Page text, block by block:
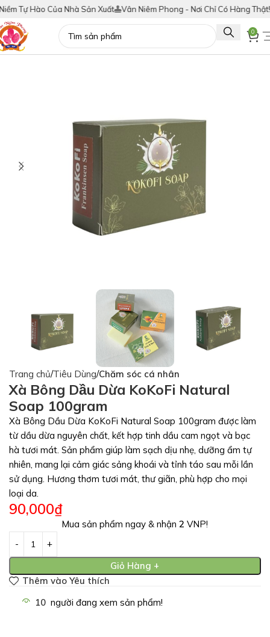
Tự Hào Của Nhà Sản Xuất Vân Niêm Phong - Nơi Chỉ Có Hàng Thật!
0
Trang chủ Tiêu Dùng Chăm sóc cá nhân
Xà Bông Dầu Dừa KoKoFi Natural
Soap 100gram
Xà Bông Dầu Dừa KoKoFi Natural Soap 100gram được làm
từ dầu dừa nguyên chất, kết hợp tinh dầu cam ngọt và bạc
hà tươi mát. Sản phẩm giúp làm sạch dịu nhẹ, dưỡng ẩm tự
nhiên, mang lại cảm giác sảng khoái và tỉnh táo sau mỗi lần
sử dụng. Hương thơm tươi mát, thư giãn, phù hợp cho mọi
loại da.
90,000₫
Mua sản phẩm ngay & nhận2 VNP!
Giỏ Hàng +
Thêm vào Yêu thích
10 người đang xem sản phẩm!